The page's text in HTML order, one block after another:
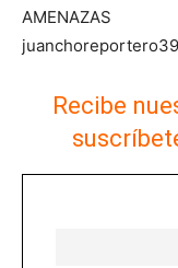
AMENAZAS
Recibe